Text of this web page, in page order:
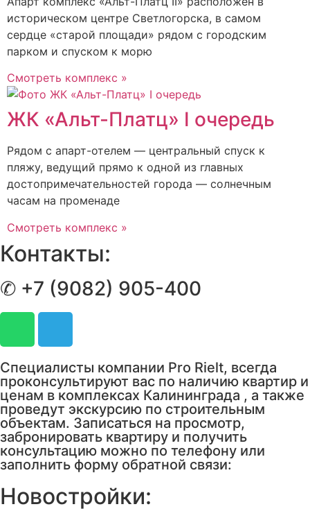
историческом центре Светлогорска, в самом
сердце «старой площади» рядом с городским
парком и спуском к морю
Смотреть комплекс »
ЖК «Альт-Платц» I очередь
Рядом с апарт-отелем — центральный спуск к
пляжу, ведущий прямо к одной из главных
достопримечательностей города — солнечным
часам на променаде
Смотреть комплекс »
Контакты:
✆ +7 (9082) 905-400
Специалисты компании Pro Rielt, всегда
проконсультируют вас по наличию квартир и
ценам в комплексах Калининграда , а также
проведут экскурсию по строительным
объектам. Записаться на просмотр,
забронировать квартиру и получить
консультацию можно по телефону или
заполнить форму обратной связи:
Новостройки: